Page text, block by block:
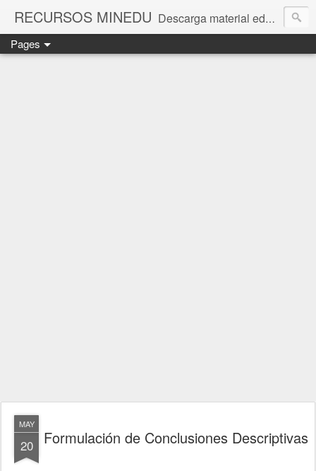
RECURSOS MINEDU Descarga material educativo y encuentra noticias sobre educación
Pages
MAY
20 Formulación de Conclusiones Descriptivas